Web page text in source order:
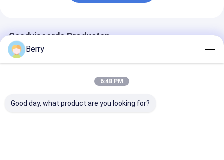
Geadviseerde Producten
Berry
6:48 PM
Good day, what product are you looking for?